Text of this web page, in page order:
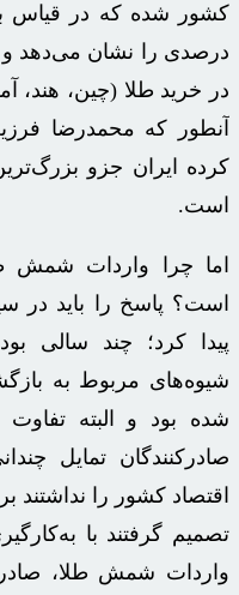
در خرید طلا (چین، هند،
آنطور که محمدرضا
کرده ایران جزو
است.
اما چرا واردات شمش
است؟ پاسخ را باید در
پیدا کرد؛ چند سالی
شیوه‌های مربوط به
شده بود و البته تفاوت
صادرکنندگان تمایل
اقتصاد کشور را
تصمیم گرفتند با
واردات شمش طلا،